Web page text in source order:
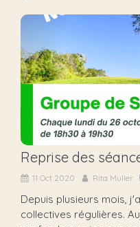
Reprise des
11 Oct 2020 Rita Muller
Depuis plusieurs mois,
collectives régulières.